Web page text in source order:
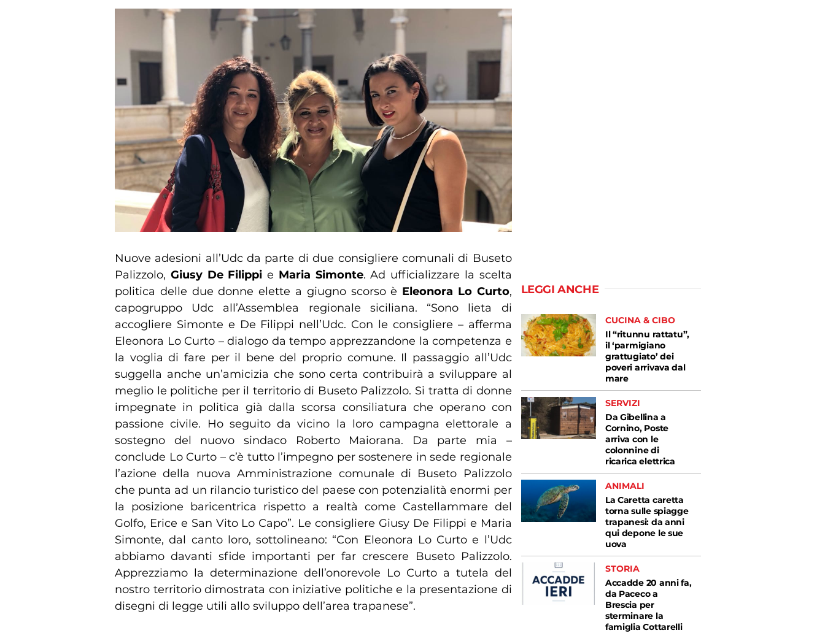
Nuove adesioni all’Udc da parte di due consigliere comunali di Buseto
Palizzolo, Giusy De Filippi e Maria Simonte. Ad ufficializzare la scelta
politica delle due donne elette a giugno scorso è Eleonora Lo Curto,
capogruppo Udc all’Assemblea regionale siciliana. “Sono lieta di
accogliere Simonte e De Filippi nell’Udc. Con le consigliere – afferma
Eleonora Lo Curto – dialogo da tempo apprezzandone la competenza e
la voglia di fare per il bene del proprio comune. Il passaggio all’Udc
suggella anche un’amicizia che sono certa contribuirà a sviluppare al
meglio le politiche per il territorio di Buseto Palizzolo. Si tratta di donne
impegnate in politica già dalla scorsa consiliatura che operano con
passione civile. Ho seguito da vicino la loro campagna elettorale a
sostegno del nuovo sindaco Roberto Maiorana. Da parte mia –
conclude Lo Curto – c’è tutto l’impegno per sostenere in sede regionale
l’azione della nuova Amministrazione comunale di Buseto Palizzolo
che punta ad un rilancio turistico del paese con potenzialità enormi per
la posizione baricentrica rispetto a realtà come Castellammare del
Golfo, Erice e San Vito Lo Capo”. Le consigliere Giusy De Filippi e Maria
Simonte, dal canto loro, sottolineano: “Con Eleonora Lo Curto e l’Udc
abbiamo davanti sfide importanti per far crescere Buseto Palizzolo.
Apprezziamo la determinazione dell’onorevole Lo Curto a tutela del
nostro territorio dimostrata con iniziative politiche e la presentazione di
disegni di legge utili allo sviluppo dell’area trapanese”.
LEGGI ANCHE
CUCINA & CIBO
Il “ritunnu rattatu”,
il ‘parmigiano
grattugiato’ dei
poveri arrivava dal
mare
SERVIZI
Da Gibellina a
Cornino, Poste
arriva con le
colonnine di
ricarica elettrica
ANIMALI
La Caretta caretta
torna sulle spiagge
trapanesi: da anni
qui depone le sue
uova
STORIA
Accadde 20 anni fa,
da Paceco a
Brescia per
sterminare la
famiglia Cottarelli